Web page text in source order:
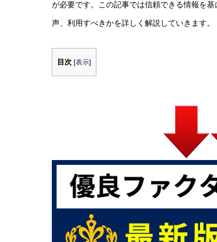
が必要です。この記事では信頼できる情報を
声、利用すべきかを詳しく解説していきます。
目次 [表示]